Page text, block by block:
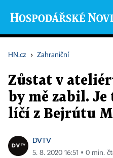
HN.cz › Zahraniční
Zůstat v
by mě zabil. Je
líčí z Bejrútu
DVTV
5. 8. 2020 16:51 ▪ 0 min.